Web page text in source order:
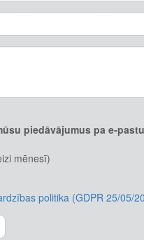
piedāvājumus pa e-pastu
mēnesī)
politika (GDPR 25/05/